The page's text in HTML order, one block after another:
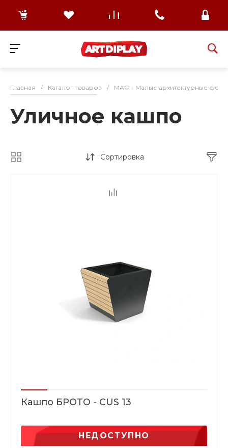
Главная / Каталог товаров / МАФ - Малые архитектурные
Уличное кашпо
Сортировка
Кашпо БРОТО - CUS 13
НЕДОСТУПНО